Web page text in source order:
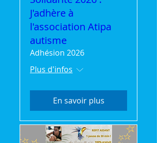
J'adhère à
l'association Atipa
autisme
Adhésion 2026
Plus d'infos
En savoir plus